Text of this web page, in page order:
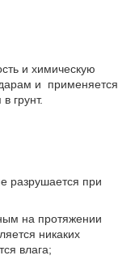
и химическую
и применяется
грунт.
разрушается при
на протяжении
никаких
влага;